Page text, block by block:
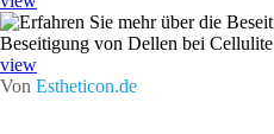
Beseitigung von Dellen bei Cellulite
view
Von Estheticon.de